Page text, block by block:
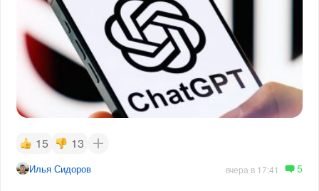
15 13
Илья Сидоров вчера в 17:41 5